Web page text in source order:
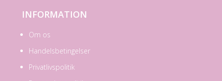
INFORMATION
Om os
Handelsbetingelser
Privatlivspolitik